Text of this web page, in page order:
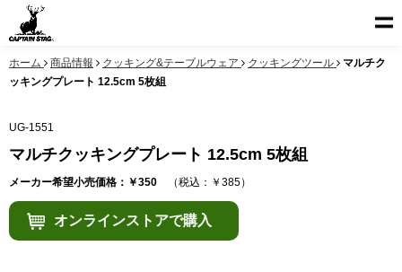
ホーム 商品情報 クッキング&テーブルウェア クッキングツール
マルチク
ッキングプレート 12.5cm 5枚組
UG-1551
マルチクッキングプレート 12.5cm 5枚組
メーカー希望小売価格：￥350 （税込：￥385）
オンラインストアで購入